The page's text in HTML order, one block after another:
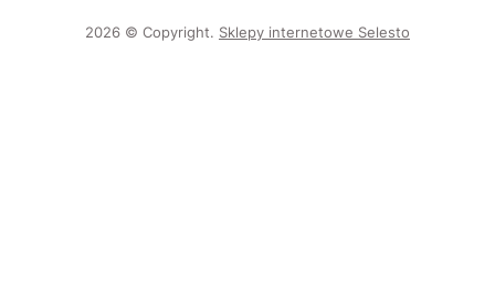
2026 © Copyright. Sklepy internetowe Selesto